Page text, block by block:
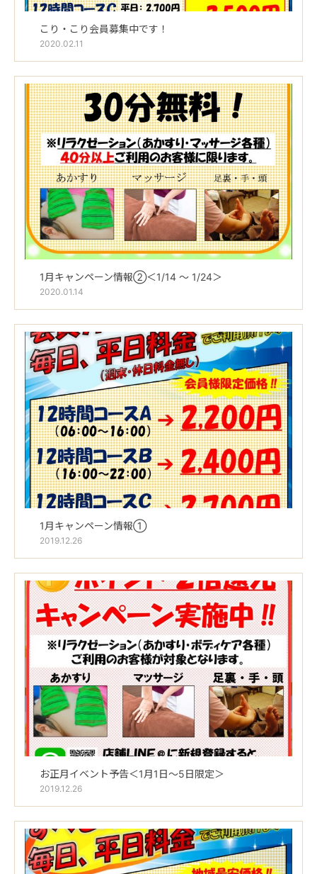
こり・こり会員募集中です！
2020.02.11
1月キャンペーン情報②＜1/14 ～ 1/24＞
2020.01.14
1月キャンペーン情報①
2019.12.26
お正月イベント予告＜1月1日～5日限定＞
2019.12.26